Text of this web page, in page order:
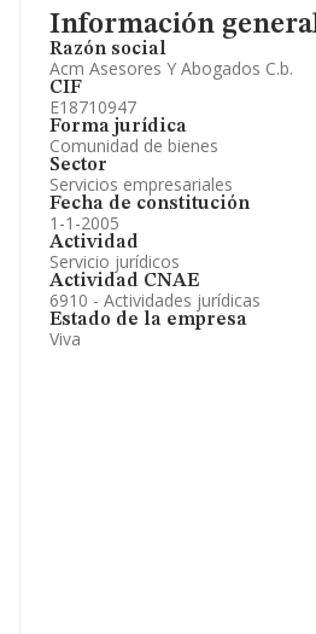
Información
Razón social
Acm Asesores Y Abogados C.b.
CIF
E18710947
Forma jurídica
Comunidad de bienes
Sector
Servicios empresariales
Fecha de constitución
1-1-2005
Actividad
Servicio jurídicos
Actividad CNAE
6910 - Actividades jurídicas
Estado de la empresa
Viva
Información oficial y registral